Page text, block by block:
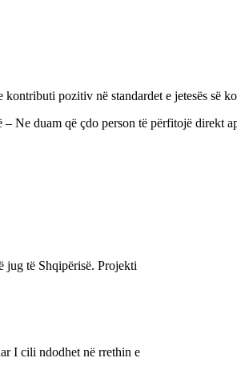
pozitiv në standardet e jetesës së
Ne duam që çdo person të përfitojë direkt
jug të Shqipërisë. Projekti
I cili ndodhet në rrethin e